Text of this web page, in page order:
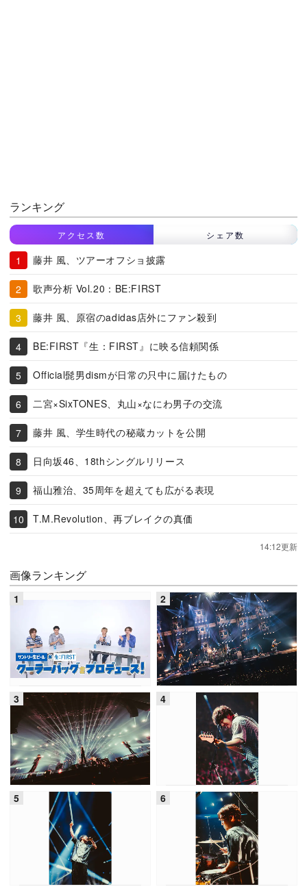
ランキング
アクセス数 シェア数
藤井 風、ツアーオフショ披露
歌声分析 Vol.20：BE:FIRST
藤井 風、原宿のadidas店外にファン殺到
BE:FIRST『生：FIRST』に映る信頼関係
Official髭男dismが日常の只中に届けたもの
二宮×SixTONES、丸山×なにわ男子の交流
藤井 風、学生時代の秘蔵カットを公開
日向坂46、18thシングルリリース
福山雅治、35周年を超えても広がる表現
T.M.Revolution、再ブレイクの真価
14:12更新
画像ランキング